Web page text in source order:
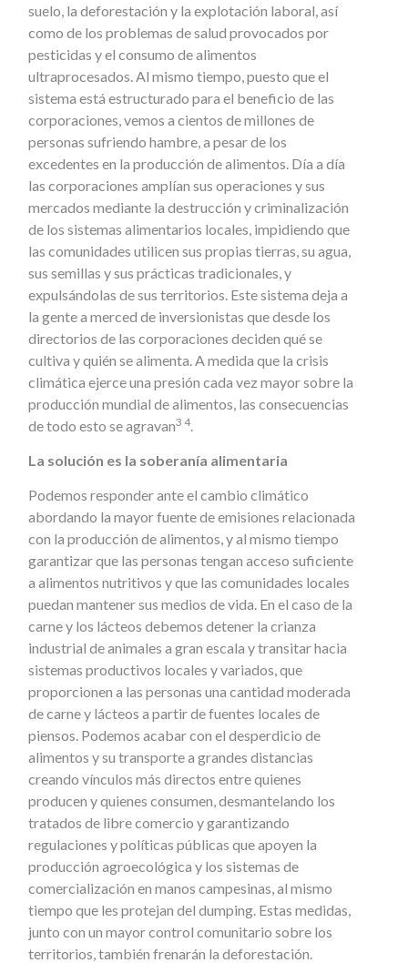
suelo, la deforestación y la explotación laboral, así
como de los problemas de salud provocados por
pesticidas y el consumo de alimentos
ultraprocesados. Al mismo tiempo, puesto que el
sistema está estructurado para el beneficio de las
corporaciones, vemos a cientos de millones de
personas sufriendo hambre, a pesar de los
excedentes en la producción de alimentos. Día a día
las corporaciones amplían sus operaciones y sus
mercados mediante la destrucción y criminalización
de los sistemas alimentarios locales, impidiendo que
las comunidades utilicen sus propias tierras, su agua,
sus semillas y sus prácticas tradicionales, y
expulsándolas de sus territorios. Este sistema deja a
la gente a merced de inversionistas que desde los
directorios de las corporaciones deciden qué se
cultiva y quién se alimenta. A medida que la crisis
climática ejerce una presión cada vez mayor sobre la
producción mundial de alimentos, las consecuencias
de todo esto se agravan3 4.
La solución es la soberanía alimentaria
Podemos responder ante el cambio climático
abordando la mayor fuente de emisiones relacionada
con la producción de alimentos, y al mismo tiempo
garantizar que las personas tengan acceso suficiente
a alimentos nutritivos y que las comunidades locales
puedan mantener sus medios de vida. En el caso de la
carne y los lácteos debemos detener la crianza
industrial de animales a gran escala y transitar hacia
sistemas productivos locales y variados, que
proporcionen a las personas una cantidad moderada
de carne y lácteos a partir de fuentes locales de
piensos. Podemos acabar con el desperdicio de
alimentos y su transporte a grandes distancias
creando vínculos más directos entre quienes
producen y quienes consumen, desmantelando los
tratados de libre comercio y garantizando
regulaciones y políticas públicas que apoyen la
producción agroecológica y los sistemas de
comercialización en manos campesinas, al mismo
tiempo que les protejan del dumping. Estas medidas,
junto con un mayor control comunitario sobre los
territorios, también frenarán la deforestación.